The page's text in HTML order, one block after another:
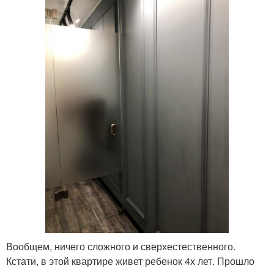
Вообщем, ничего сложного и сверхестественного.
Кстати, в этой квартире живет ребенок 4х лет. Прошло